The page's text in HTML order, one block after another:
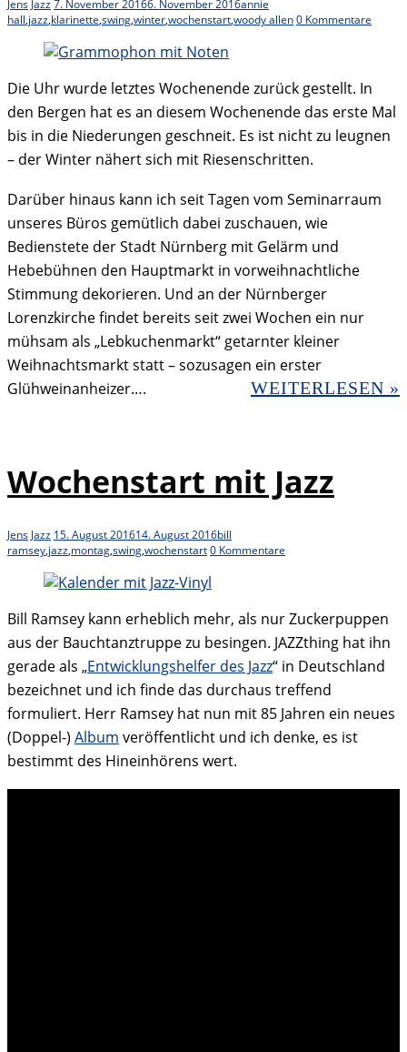
JensJazz7. November 20166. November 2016annie
hall,jazz,klarinette,swing,winter,wochenstart,woody allen0 Kommentare
Die Uhr wurde letztes Wochenende zurück gestellt. In
den Bergen hat es an diesem Wochenende das erste Mal
bis in die Niederungen geschneit. Es ist nicht zu leugnen
– der Winter nähert sich mit Riesenschritten.
Darüber hinaus kann ich seit Tagen vom Seminarraum
unseres Büros gemütlich dabei zuschauen, wie
Bedienstete der Stadt Nürnberg mit Gelärm und
Hebebühnen den Hauptmarkt in vorweihnachtliche
Stimmung dekorieren. Und an der Nürnberger
Lorenzkirche findet bereits seit zwei Wochen ein nur
mühsam als „Lebkuchenmarkt“ getarnter kleiner
Weihnachtsmarkt statt – sozusagen ein erster
Glühweinanheizer….
WEITERLESEN »
Wochenstart mit Jazz
Jens Jazz 15. August 201614. August 2016bill
ramsey,jazz,montag,swing,wochenstart0 Kommentare
Bill Ramsey kann erheblich mehr, als nur Zuckerpuppen
aus der Bauchtanztruppe zu besingen. JAZZthing hat ihn
gerade als „Entwicklungshelfer des Jazz“ in Deutschland
bezeichnet und ich finde das durchaus treffend
formuliert. Herr Ramsey hat nun mit 85 Jahren ein neues
(Doppel-) Album veröffentlicht und ich denke, es ist
bestimmt des Hineinhörens wert.